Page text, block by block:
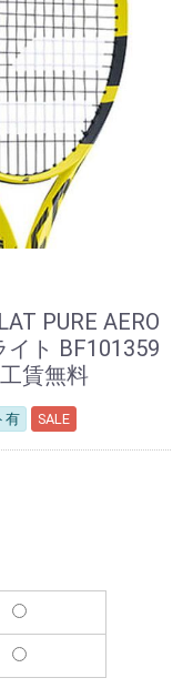
PURE AERO
イト BF101359
賃無料
有 SALE